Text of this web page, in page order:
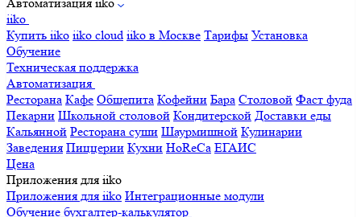
Автоматизация iiko
iiko
Купить iiko iiko cloud iiko в Москве Тарифы Установка
Обучение
Техническая поддержка
Автоматизация
Ресторана Кафе Общепита Кофейни Бара Столовой Фаст фуда
Пекарни Школьной столовой Кондитерской Доставки еды
Кальянной Ресторана суши Шаурмишной Кулинарии
Заведения Пиццерии Кухни HoReCa ЕГАИС
Цена
Приложения для iiko
Приложения для iiko Интеграционные модули
Обучение бухгалтер-калькулятор